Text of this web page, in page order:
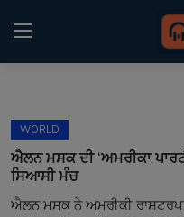
Home
WORLD
ਐਲਨ ਮਸਕ ਦੀ ‘ਅਮਰੀਕਾ
ਸਿਆਸੀ ਮੰਚ
ਐਲਨ ਮਸਕ ਨੇ ਅਮਰੀਕੀ